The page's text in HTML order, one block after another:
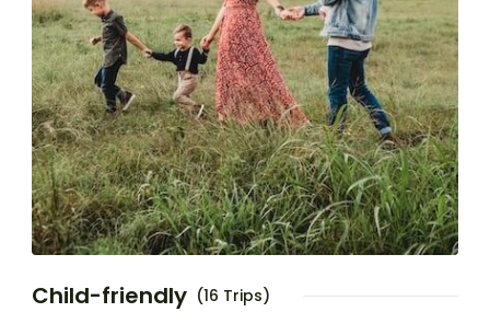
Child-friendly (16 Trips)